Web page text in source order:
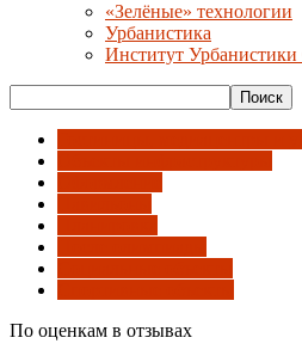
«Зелёные» технологии
Урбанистика
Институт
По оценкам в отзывах